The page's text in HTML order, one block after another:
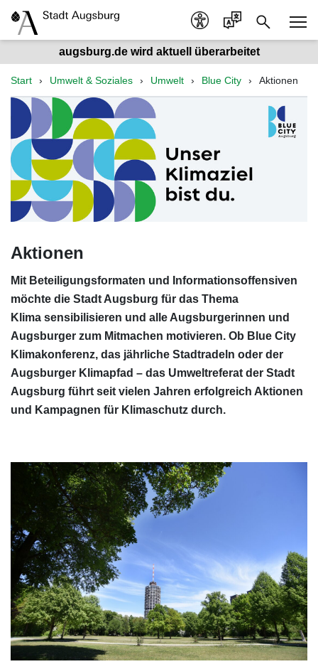
augsburg.de wird aktuell überarbeitet
Start Umwelt & Soziales Umwelt Blue City Aktionen
Aktionen
Mit Beteiligungsformaten und Informationsoffensiven
möchte die Stadt Augsburg für das Thema
Klima sensibilisieren und alle Augsburgerinnen und
Augsburger zum Mitmachen motivieren. Ob Blue City
Klimakonferenz, das jährliche Stadtradeln oder der
Augsburger Klimapfad – das Umweltreferat der Stadt
Augsburg führt seit vielen Jahren erfolgreich Aktionen
und Kampagnen für Klimaschutz durch.